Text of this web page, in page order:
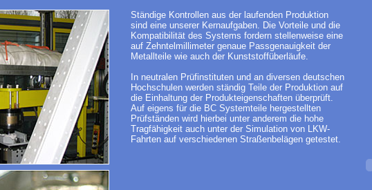
Ständige Kontrollen aus der laufenden Produktion
sind eine unserer Kernaufgaben. Die Vorteile und die
Kompatibilität des Systems fordern stellenweise eine
auf Zehntelmillimeter genaue Passgenauigkeit der
Metallteile wie auch der Kunststoffüberläufe.
In neutralen Prüfinstituten und an diversen deutschen
Hochschulen werden ständig Teile der Produktion auf
die Einhaltung der Produkteigenschaften überprüft.
Auf eigens für die BC Systemteile hergestellten
Prüfständen wird hierbei unter anderem die hohe
Tragfähigkeit auch unter der Simulation von LKW-
Fahrten auf verschiedenen Straßenbelägen getestet.